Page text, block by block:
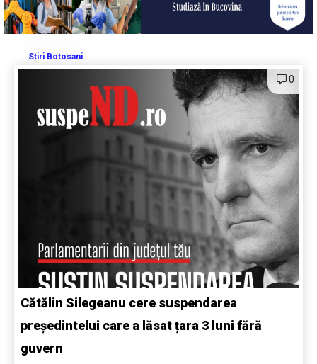
Stiri Botosani
0
Cătălin Silegeanu cere suspendarea
președintelui care a lăsat țara 3 luni fără
guvern